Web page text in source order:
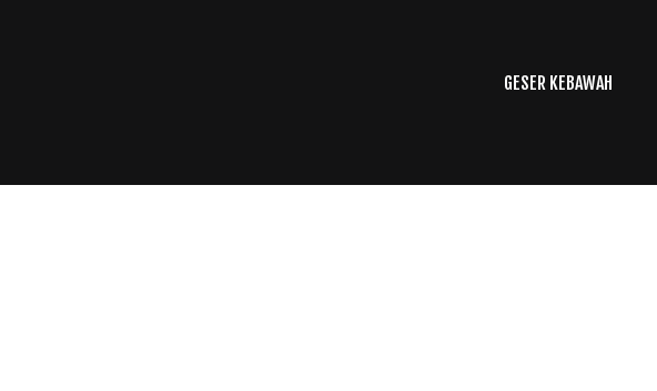
GESER KEBAWAH